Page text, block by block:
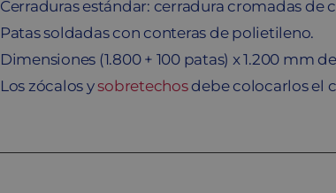
Cerraduras estándar: cerradura cromadas de
Patas soldadas con conteras de polietileno.
Dimensiones (1.800 + 100 patas) x 1.200 mm
Los zócalos ysobretechosdebe colocarlos el